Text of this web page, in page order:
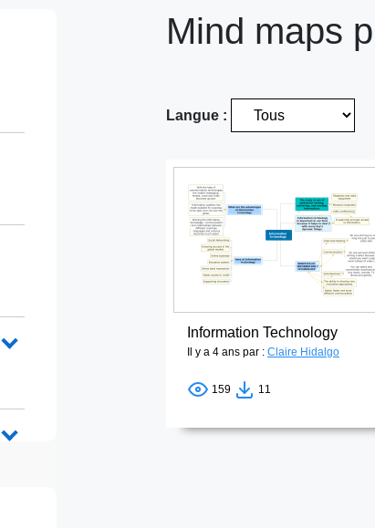
Mind maps
Langue :
Information Technology
Il y a 4 ans par : Claire Hidalgo
159 11